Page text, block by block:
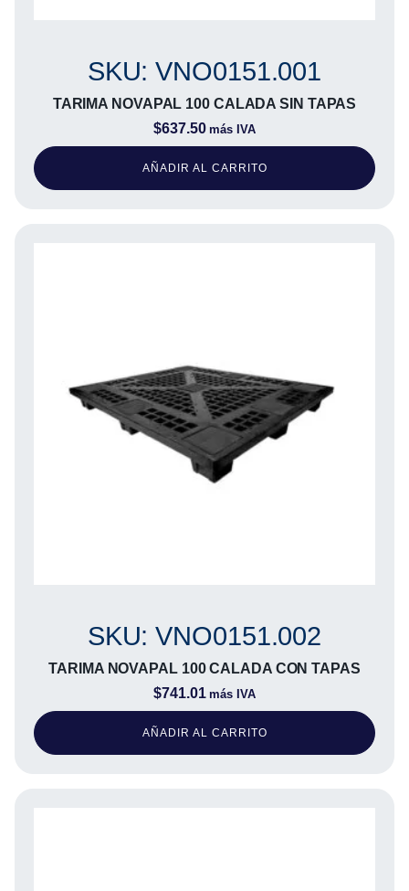
SKU: VNO0151.001
TARIMA NOVAPAL 100 CALADA SIN TAPAS
$637.50 más IVA
AÑADIR AL CARRITO
SKU: VNO0151.002
TARIMA NOVAPAL 100 CALADA CON TAPAS
$741.01 más IVA
AÑADIR AL CARRITO